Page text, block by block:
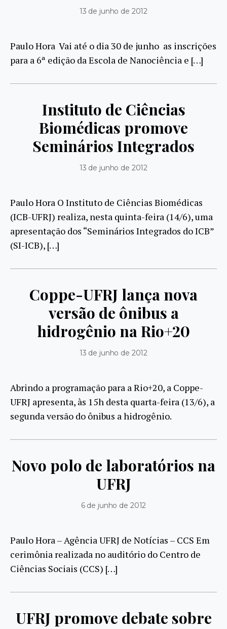
13 de junho de 2012
Paulo Hora Vai até o dia 30 de junho as inscrições
para a 6ª edição da Escola de Nanociência e […]
Instituto de Ciências
Biomédicas promove
Seminários Integrados
13 de junho de 2012
Paulo Hora O Instituto de Ciências Biomédicas
(ICB-UFRJ) realiza, nesta quinta-feira (14/6), uma
apresentação dos “Seminários Integrados do ICB”
(SI-ICB), […]
Coppe-UFRJ lança nova
versão de ônibus a
hidrogênio na Rio+20
13 de junho de 2012
Abrindo a programação para a Rio+20, a Coppe-
UFRJ apresenta, às 15h desta quarta-feira (13/6), a
segunda versão do ônibus a hidrogênio.
Novo polo de laboratórios na
UFRJ
6 de junho de 2012
Paulo Hora – Agência UFRJ de Notícias – CCS Em
cerimônia realizada no auditório do Centro de
Ciências Sociais (CCS) […]
UFRJ promove debate sobre